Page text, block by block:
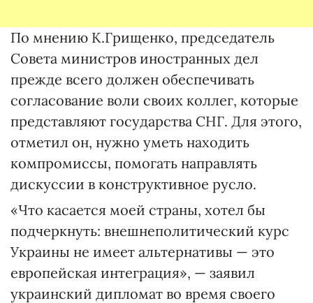
По мнению К.Грищенко, председатель
Совета министров иностранных дел
прежде всего должен обеспечивать
согласование воли своих коллег, которые
представляют государства СНГ. Для этого,
отметил он, нужно уметь находить
компромиссы, помогать направлять
дискуссии в конструктивное русло.
«Что касается моей страны, хотел бы
подчеркнуть: внешнеполитический курс
Украины не имеет альтернативы — это
европейская интеграция», — заявил
украинский дипломат во время своего